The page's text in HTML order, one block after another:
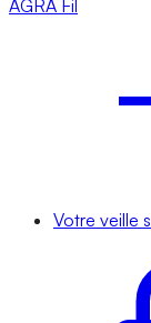
AGRA Fil
Votre veille